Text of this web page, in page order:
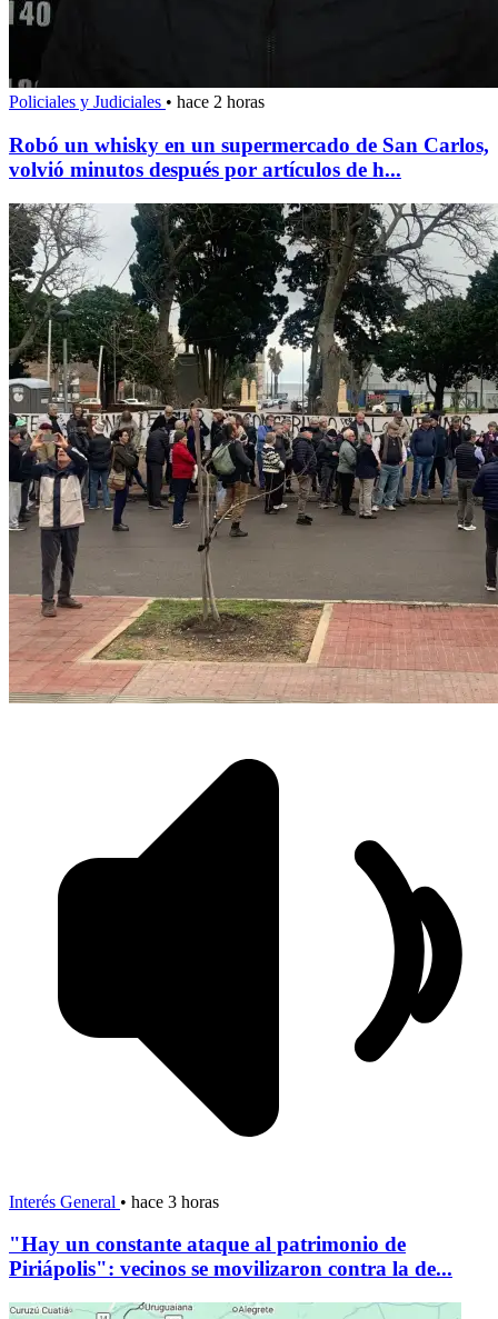
Policiales y Judiciales • hace 2 horas
Robó un whisky en un supermercado de San Carlos,
volvió minutos después por artículos de h...
Interés General • hace 3 horas
"Hay un constante ataque al patrimonio de
Piriápolis": vecinos se movilizaron contra la de...